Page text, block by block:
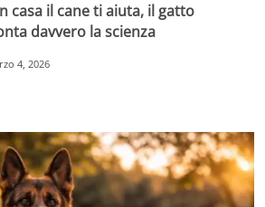
casa il cane ti aiuta, il gatto
davvero la scienza
4, 2026